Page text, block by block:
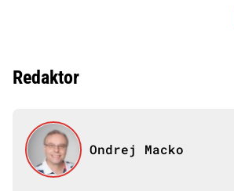
Redaktor
Ondrej Macko